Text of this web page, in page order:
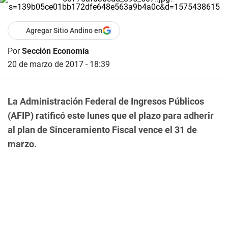
Agregar Sitio Andino en
PorSección Economía
20 de marzo de 2017 - 18:39
La Administración Federal de Ingresos Públicos
(AFIP) ratificó este lunes que el plazo para adherir
al plan de Sinceramiento Fiscal vence el 31 de
marzo.